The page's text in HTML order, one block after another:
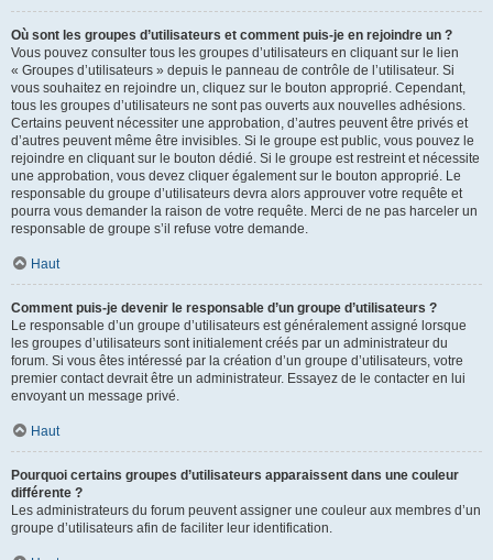
Où sont les groupes d’utilisateurs et comment puis-je en rejoindre un ?
Vous pouvez consulter tous les groupes d’utilisateurs en cliquant sur le lien
« Groupes d’utilisateurs » depuis le panneau de contrôle de l’utilisateur. Si
vous souhaitez en rejoindre un, cliquez sur le bouton approprié. Cependant,
tous les groupes d’utilisateurs ne sont pas ouverts aux nouvelles adhésions.
Certains peuvent nécessiter une approbation, d’autres peuvent être privés et
d’autres peuvent même être invisibles. Si le groupe est public, vous pouvez le
rejoindre en cliquant sur le bouton dédié. Si le groupe est restreint et nécessite
une approbation, vous devez cliquer également sur le bouton approprié. Le
responsable du groupe d’utilisateurs devra alors approuver votre requête et
pourra vous demander la raison de votre requête. Merci de ne pas harceler un
responsable de groupe s’il refuse votre demande.
Haut
Comment puis-je devenir le responsable d’un groupe d’utilisateurs ?
Le responsable d’un groupe d’utilisateurs est généralement assigné lorsque
les groupes d’utilisateurs sont initialement créés par un administrateur du
forum. Si vous êtes intéressé par la création d’un groupe d’utilisateurs, votre
premier contact devrait être un administrateur. Essayez de le contacter en lui
envoyant un message privé.
Haut
Pourquoi certains groupes d’utilisateurs apparaissent dans une couleur
différente ?
Les administrateurs du forum peuvent assigner une couleur aux membres d’un
groupe d’utilisateurs afin de faciliter leur identification.